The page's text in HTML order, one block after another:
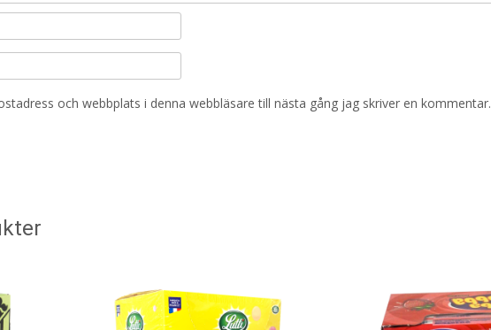
och webbplats i denna webbläsare till nästa gång jag skriver en kommentar.